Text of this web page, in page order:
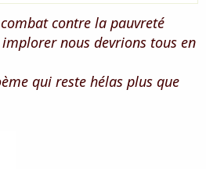
ne tombe pas dans le puits
la misère prolifère
il recule au lieu d’avancer
les toits, plus jamais ça
personne ne l’entend
laissez pas nous écrouler
contre la pauvreté
nous devrions tous en
qui reste hélas plus que